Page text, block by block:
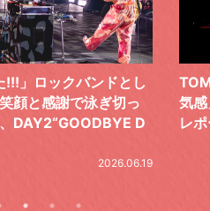
で「6月から7月の空
た、FC限定ライブを
筋
の
と